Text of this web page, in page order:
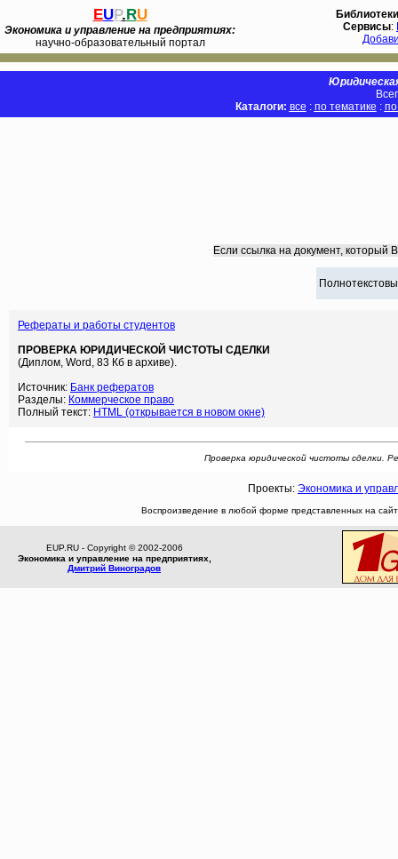
EUP.RU
Экономика и управление на предприятиях:
научно-образовательный портал
Библиотеки
Сервисы:
Каталоги: все : по тематике :
Если ссылка на документ, который
Рефераты и работы студентов
ПРОВЕРКА ЮРИДИЧЕСКОЙ ЧИСТОТЫ СДЕЛКИ
(Диплом, Word, 83 Кб в архиве).
Источник: Банк рефератов
Разделы: Коммерческое право
Полный текст: HTML (открывается в новом окне)
Проверка юридической чистоты сделки.
Проекты: Экономика и
Воспроизведение в любой форме представленных на
EUP.RU - Copyright © 2002-2006
Экономика и управление на предприятиях,
Дмитрий Виноградов